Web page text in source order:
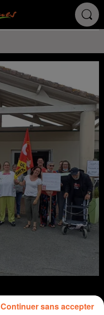
Continuer sans accepter